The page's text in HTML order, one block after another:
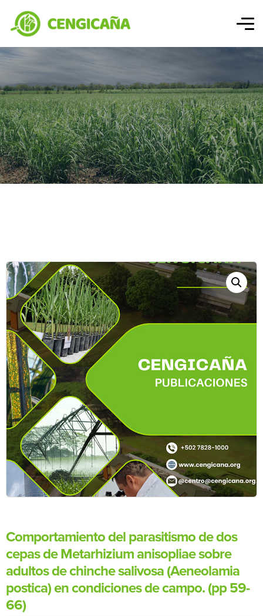
Comportamiento del parasitismo de dos
cepas de Metarhizium anisopliae sobre
adultos de chinche salivosa (Aeneolamia
postica) en condiciones de campo. (pp 59-
66)